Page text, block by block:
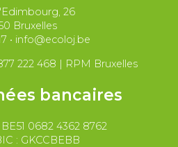
26
Bruxelles
• info@ecoloj.be
222 468 | RPM Bruxelles
bancaires
0682 4362 8762
: GKCCBEBB